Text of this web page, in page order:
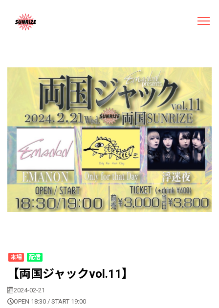
来場 配信
【両国ジャックvol.11】
2024-02-21
OPEN 18:30 / START 19:00